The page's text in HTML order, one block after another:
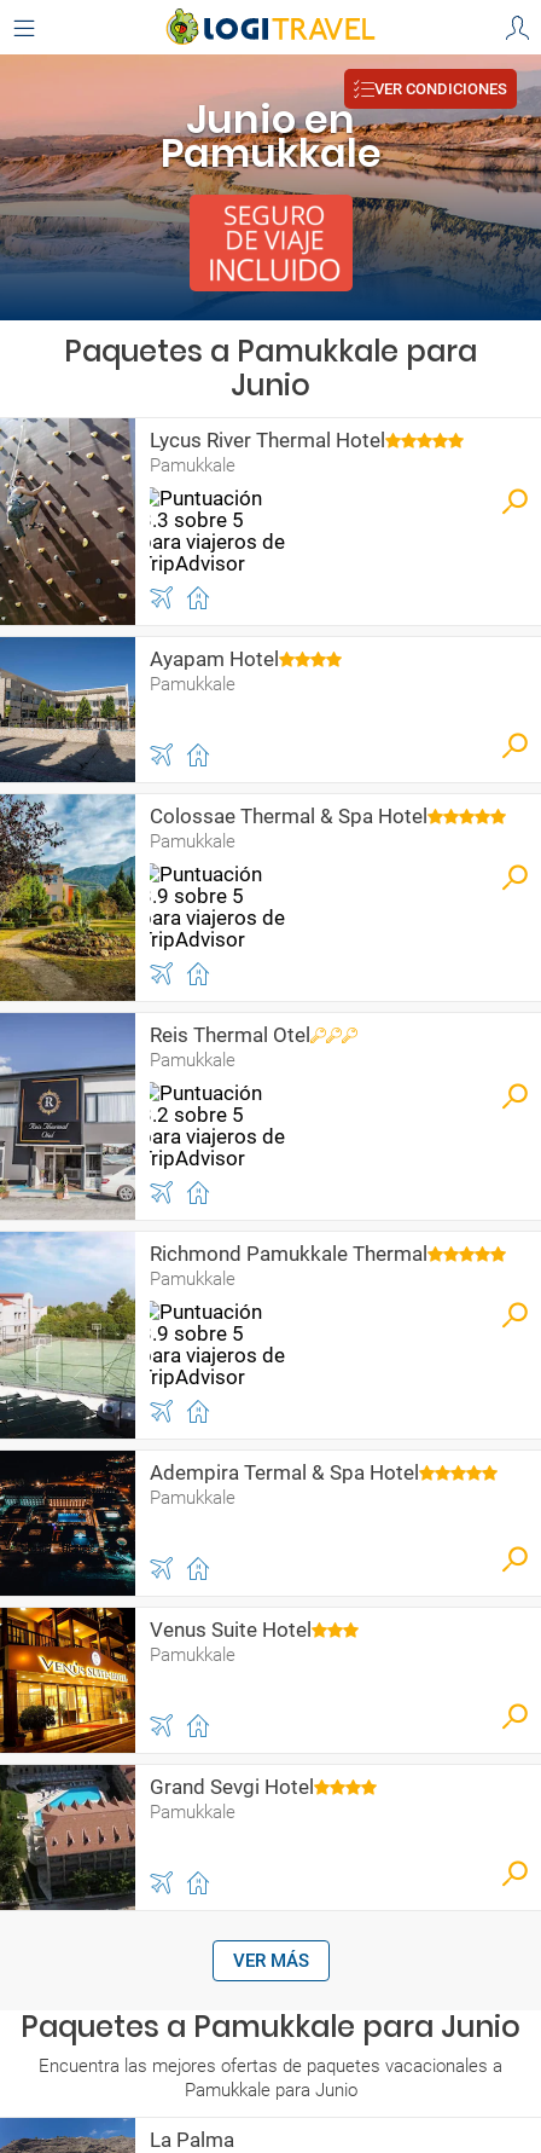
Junio en
Pamukkale
VER CONDICIONES
Paquetes a Pamukkale para
Junio
Lycus River Thermal Hotel
Pamukkale
Ayapam Hotel
Pamukkale
Colossae Thermal & Spa Hotel
Pamukkale
Reis Thermal Otel
Pamukkale
Richmond Pamukkale Thermal
Pamukkale
Adempira Termal & Spa Hotel
Pamukkale
Venus Suite Hotel
Pamukkale
Grand Sevgi Hotel
Pamukkale
VER MÁS
Paquetes a Pamukkale para Junio
Encuentra las mejores ofertas de paquetes vacacionales a
Pamukkale para Junio
La Palma